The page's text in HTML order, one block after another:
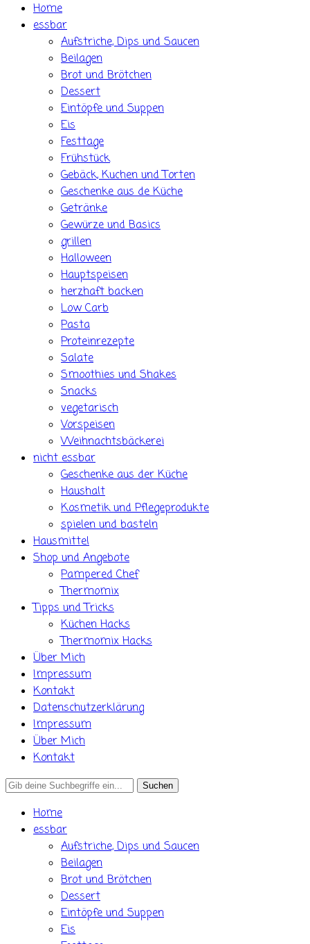
Home
essbar
Aufstriche, Dips und Saucen
Beilagen
Brot und Brötchen
Dessert
Eintöpfe und Suppen
Eis
Festtage
Frühstück
Gebäck, Kuchen und Torten
Geschenke aus de Küche
Getränke
Gewürze und Basics
grillen
Halloween
Hauptspeisen
herzhaft backen
Low Carb
Pasta
Proteinrezepte
Salate
Smoothies und Shakes
Snacks
vegetarisch
Vorspeisen
Weihnachtsbäckerei
nicht essbar
Geschenke aus der Küche
Haushalt
Kosmetik und Pflegeprodukte
spielen und basteln
Hausmittel
Shop und Angebote
Pampered Chef
Thermomix
Tipps und Tricks
Küchen Hacks
Thermomix Hacks
Über Mich
Impressum
Kontakt
Datenschutzerklärung
Impressum
Über Mich
Kontakt
Search
Home
essbar
Aufstriche, Dips und Saucen
Beilagen
Brot und Brötchen
Dessert
Eintöpfe und Suppen
Eis